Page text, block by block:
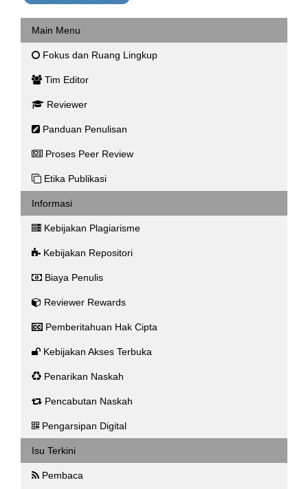
Main Menu
Fokus dan Ruang Lingkup
Tim Editor
Reviewer
Panduan Penulisan
Proses Peer Review
Etika Publikasi
Informasi
Kebijakan Plagiarisme
Kebijakan Repositori
Biaya Penulis
Reviewer Rewards
Pemberitahuan Hak Cipta
Kebijakan Akses Terbuka
Penarikan Naskah
Pencabutan Naskah
Pengarsipan Digital
Isu Terkini
Pembaca